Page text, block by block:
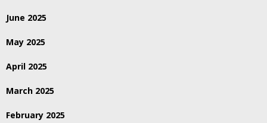
June 2025
May 2025
April 2025
March 2025
February 2025